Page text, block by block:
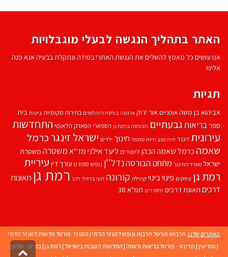
האתר בתהליך הנגשה לבעלי מוגבלויות
אנו עושים כל מאמץ להשלים את הנגשת האתר! במידה ונתקלת בבעיה אנא פנה
אלינו!
תגיות
אביהוא בן משהאופניים אור ירוק ארנונה בורסת היהלומים בחירות מקומיות ביטוח בית
ספרבריאותגבעתיים הבורסה ברמת גן הספארי הפארק הלאומי התחדשות
עירוניתזינגר חיה מנע חיות מחמד חינוך ילדים ישראל זינגרכרמל
שאמה כרמל שאמה הכהן לימודים ליעד אילנימד''אמשטרה משטרת
ישראל משרד החינוך מתחם הבורסהנדל''ן נופש ספורט עורך דין עיריית
רמת גן עסקים פינוי בינוי קהילה קורונה רועי ברזילי רכב רמת גן תאונות
דרכים תאונת דרכים תלמידים תמ"א 38
האתרים שלנו: תרבוש-פורטל תרבות ונופש למגזר הדתי | המגזר-פורטל חדשות למגזר הדתי
| מודיעין | מדינט – פורטל בריאות ורווחה | החדשות הטובות בישראל | רמת גן |בת ים - חולון |